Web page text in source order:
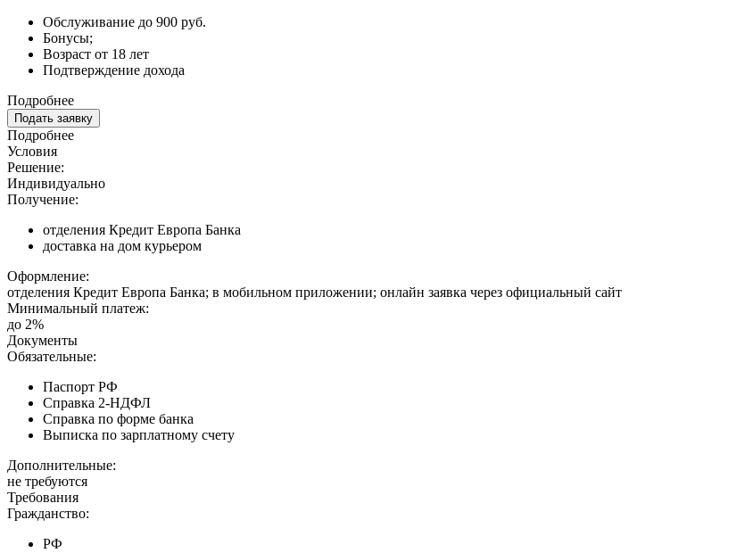
Обслуживание до 900 руб.
Бонусы;
Возраст от 18 лет
Подтверждение дохода
Подробнее
Подать заявку
Подробнее
Условия
Решение:
Индивидуально
Получение:
отделения Кредит Европа Банка
доставка на дом курьером
Оформление:
отделения Кредит Европа Банка; в мобильном приложении; онлайн заявка через официальный сайт
Минимальный платеж:
до 2%
Документы
Обязательные:
Паспорт РФ
Справка 2-НДФЛ
Справка по форме банка
Выписка по зарплатному счету
Дополнительные:
не требуются
Требования
Гражданство:
РФ